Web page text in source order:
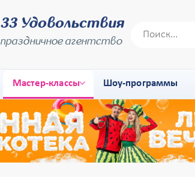
33 Удовольствия
праздничное агентство
Мастер-классы Шоу-программы